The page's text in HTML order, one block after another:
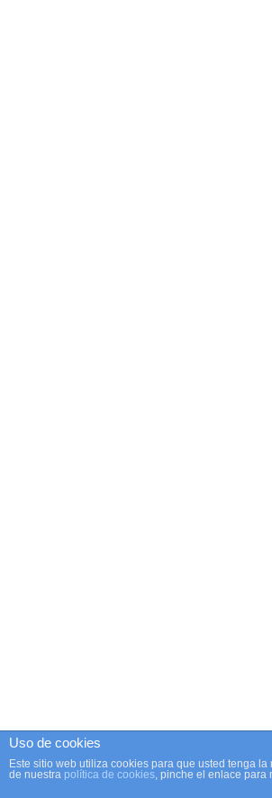
Uso de cookies
Este sitio web utiliza cookies para que usted tenga
de nuestra política de cookies, pinche el enlace para